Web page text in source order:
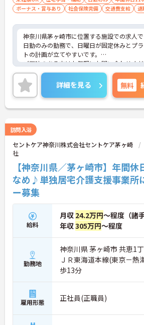
ボーナス・賞与あり
社会保険完備 交通費支給 退
神奈川県茅ヶ崎市に位置する施設での求人で
日勤のみの勤務で、日曜日が固定休みとプ
トの計画が立てやすいです。
ご興味のある方はお気軽にお問い合わせく
詳細を見る 無料
訪問入浴
セントケア神奈川株式会社セントケア茅ヶ崎
社
【神奈川県／茅ヶ崎市】年間
なめ♪単独居宅介護支援事業所
ー募集
給料
月収 24.2万円～程度（諸
年収305万円～程度
勤務地
神奈川県 茅ヶ崎市 共恵1
ＪＲ東海道本線(東京－熱
歩13分
雇用形態 正社員(正職員)